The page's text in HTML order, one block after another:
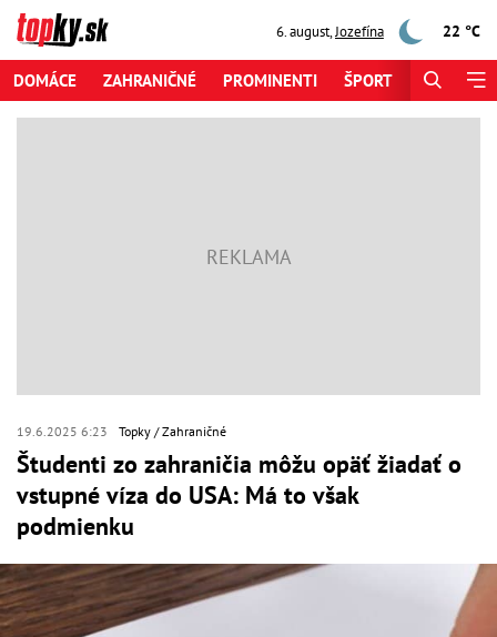
6. august,Jozefína 22 °C
DOMÁCE ZAHRANIČNÉ PROMINENTI ŠPORT
19.6.2025 6:23 Topky Zahraničné
Študenti zo zahraničia môžu opäť žiadať o
vstupné víza do USA: Má to však
podmienku